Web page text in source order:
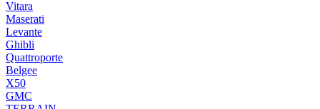
Vitara
Maserati
Levante
Ghibli
Quattroporte
Belgee
X50
GMC